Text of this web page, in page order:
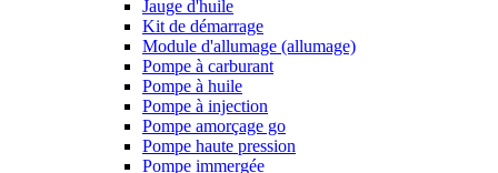
Jauge d'huile
Kit de démarrage
Module d'allumage (allumage)
Pompe à carburant
Pompe à huile
Pompe à injection
Pompe amorçage go
Pompe haute pression
Pompe immergée